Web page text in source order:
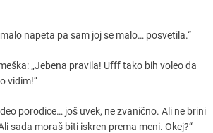
napeta pa sam joj se malo… posvetila.“
„Jebena pravila! Ufff tako bih voleo da
vidim!“
porodice… još uvek, ne zvanično. Ali ne brini
sada moraš biti iskren prema meni. Okej?“